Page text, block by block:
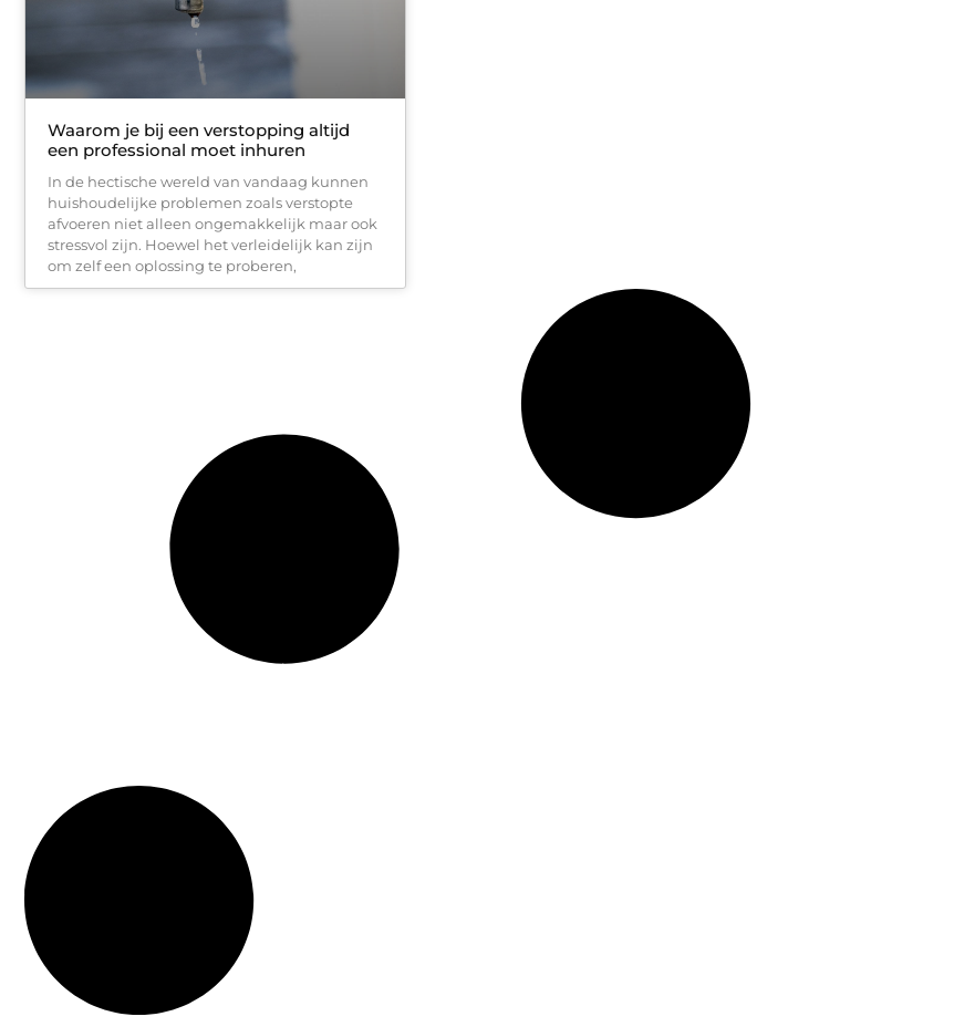
Waarom je bij een verstopping altijd
een professional moet inhuren
In de hectische wereld van vandaag kunnen
huishoudelijke problemen zoals verstopte
afvoeren niet alleen ongemakkelijk maar ook
stressvol zijn. Hoewel het verleidelijk kan zijn
om zelf een oplossing te proberen,